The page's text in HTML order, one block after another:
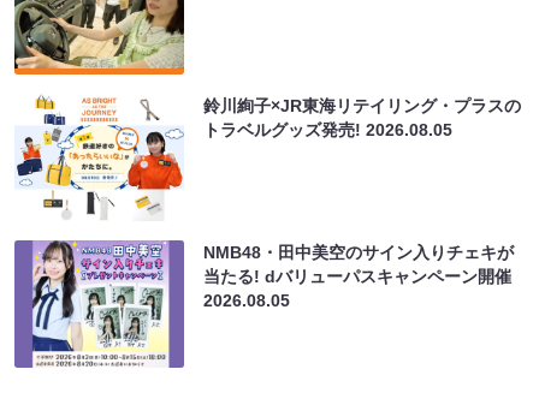
鈴川絢子×JR東海リテイリング・プラスの
トラベルグッズ発売!2026.08.05
NMB48・田中美空のサイン入りチェキが
当たる! dバリューパスキャンペーン開催
2026.08.05